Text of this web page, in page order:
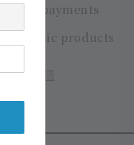
Secure payments
Authentic products
0-0